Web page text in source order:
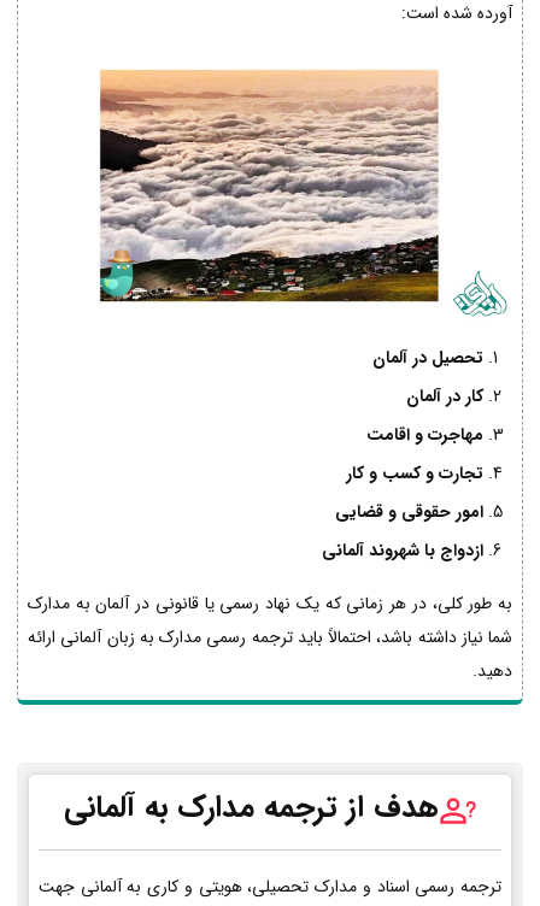
آورده شده است:
تحصیل در آلمان
کار در آلمان
مهاجرت و اقامت
تجارت و کسب و کار
امور حقوقی و قضایی
ازدواج با شهروند آلمانی
به طور کلی، در هر زمانی که یک نهاد رسمی یا قانونی در آلمان به مدارک
شما نیاز داشته باشد، احتمالاً باید ترجمه رسمی مدارک به زبان آلمانی ارائه
دهید.
هدف از ترجمه مدارک به آلمانی
ترجمه رسمی اسناد و مدارک تحصیلی، هویتی و کاری به آلمانی جهت